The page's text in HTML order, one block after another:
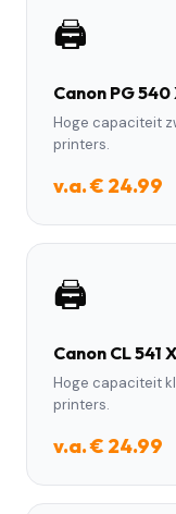
🖨️
Canon PG 540
Hoge capaciteit
printers.
v.a. € 24.99
🖨️
Canon CL 541
Hoge capaciteit
printers.
v.a. € 24.99